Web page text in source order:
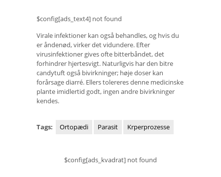
$config[ads_text4] not found
Virale infektioner kan også behandles, og hvis du
er åndenød, virker det vidundere. Efter
virusinfektioner gives ofte bitterbåndet, det
forhindrer hjertesvigt. Naturligvis har den bitre
candytuft også bivirkninger; høje doser kan
forårsage diarré. Ellers tolereres denne medicinske
plante imidlertid godt, ingen andre bivirkninger
kendes.
Tags: Ortopædi Parasit Krperprozesse
$config[ads_kvadrat] not found